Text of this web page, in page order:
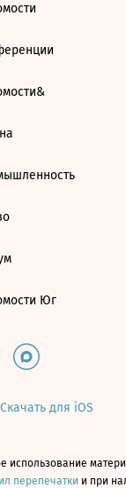
Юг
Скачать для iOS
использование
перепечатки и при